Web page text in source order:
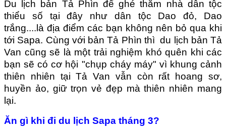
Du lịch bản Tả Phìn để ghé thăm nhà dân tộc
thiểu số tại đây như dân tộc Dao đỏ, Dao
trắng....là địa điểm các bạn không nên bỏ qua khi
tới Sapa. Cùng với bản Tả Phìn thì du lịch bản Tả
Van cũng sẽ là một trải nghiệm khó quên khi các
bạn sẽ có cơ hội "chụp cháy máy" vì khung cảnh
thiên nhiên tại Tả Van vẫn còn rất hoang sơ,
huyền ảo, giữ trọn vẻ đẹp mà thiên nhiên mang
lại.
Ăn gì khi đi du lịch Sapa tháng 3?